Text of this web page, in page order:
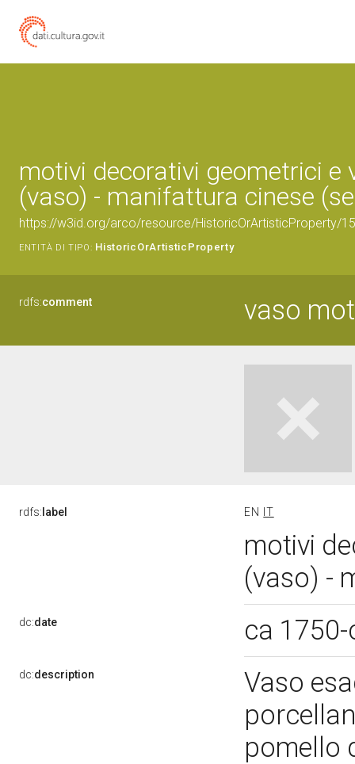
motivi decorativi geometrici e
(vaso) - manifattura cinese
https://w3id.org/arco/resource/HistoricOrArtisticProperty/
ENTITÀ DI TIPO: HistoricOrArtisticProperty
rdfs:comment vaso
rdfs: label EN IT
motivi
(vaso) -
dc:date ca
dc:description
Vaso
pomello